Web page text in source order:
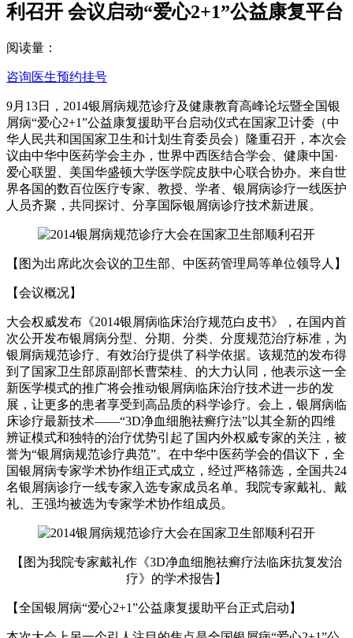
利召开 会议启动“爱心2+1”公益康复平台
阅读量：
咨询医生预约挂号
9月13日，2014银屑病规范诊疗及健康教育高峰论坛暨全国银
屑病“爱心2+1”公益康复援助平台启动仪式在国家卫计委（中
华人民共和国国家卫生和计划生育委员会）隆重召开，本次会
议由中华中医药学会主办，世界中西医结合学会、健康中国·
爱心联盟、美国华盛顿大学医学院皮肤中心联合协办。来自世
界各国的数百位医疗专家、教授、学者、银屑病诊疗一线医护
人员齐聚，共同探讨、分享国际银屑病诊疗技术新进展。
【图为出席此次会议的卫生部、中医药管理局等单位领导人】
【会议概况】
大会权威发布《2014银屑病临床治疗规范白皮书》，在国内首
次公开发布银屑病分型、分期、分类、分度规范治疗标准，为
银屑病规范诊疗、有效治疗提供了科学依据。该规范的发布得
到了国家卫生部原副部长曹荣桂、的大力认同，他表示这一全
新医学模式的推广将会推动银屑病临床治疗技术进一步的发
展，让更多的患者享受到高品质的科学诊疗。会上，银屑病临
床诊疗最新技术——“3D净血细胞祛癣疗法”以其全新的四维
辨证模式和独特的治疗优势引起了国内外权威专家的关注，被
誉为“银屑病规范诊疗典范”。在中华中医药学会的倡议下，全
国银屑病专家学术协作组正式成立，经过严格筛选，全国共24
名银屑病诊疗一线专家入选专家成员名单。我院专家戴礼、戴
礼、王强均被选为专家学术协作组成员。
【图为我院专家戴礼作《3D净血细胞祛癣疗法临床抗复发治
疗》的学术报告】
【全国银屑病“爱心2+1”公益康复援助平台正式启动】